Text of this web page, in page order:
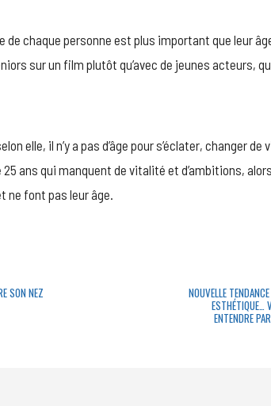
chaque personne est plus important que leur
sur un film plutôt qu’avec de jeunes acteurs,
elle, il n’y a pas d’âge pour s’éclater, changer de
25 ans qui manquent de vitalité et d’ambitions,
ne font pas leur âge.
SON NEZ
NOUVELLE
ESTHÉTIQUE…
ENTENDRE